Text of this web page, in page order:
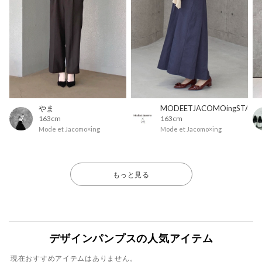
やま
163cm
Mode et Jacomo×ing
MODEETJACOMOingSTAFF
163cm
Mode et Jacomo×ing
もっと見る
デザインパンプスの人気アイテム
現在おすすめアイテムはありません。